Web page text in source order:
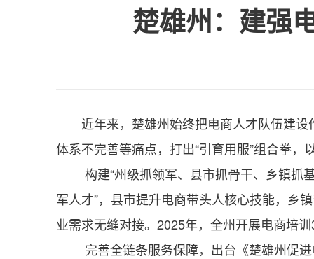
楚雄州：建强
近年来，楚雄州始终把电商人才队伍建
体系不完善等痛点，打出“引育用服”组合拳，
构建“州级抓领军、县市抓骨干、乡镇抓
军人才”，县市提升电商带头人核心技能，乡
业需求无缝对接。2025年，全州开展电商培
完善全链条服务保障，出台《楚雄州促